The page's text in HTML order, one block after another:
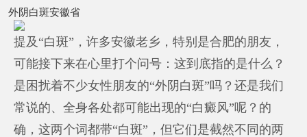
外阴白斑安徽省
提及“白斑”，许多安徽老乡，特别是合肥的朋友，
可能接下来在心里打个问号：这到底指的是什么？
是困扰着不少女性朋友的“外阴白斑”吗？还是我们
常说的、全身各处都可能出现的“白癜风”呢？的
确，这两个词都带“白斑”，但它们是截然不同的两